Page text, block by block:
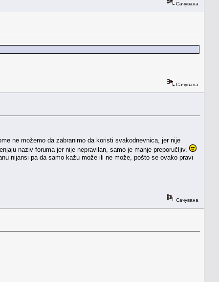
Сачувана
Сачувана
ne možemo da zabranimo da koristi svakodnevnica, jer nije
naziv foruma jer nije nepravilan, samo je manje preporučljiv.
nijansi pa da samo kažu može ili ne može, pošto se ovako pravi
Сачувана